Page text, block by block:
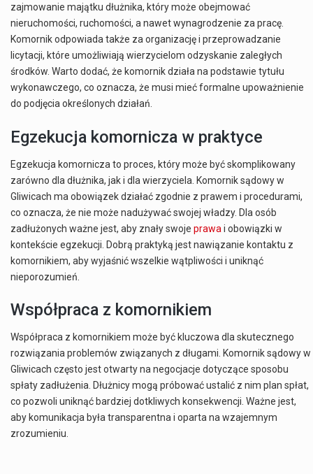
zajmowanie majątku dłużnika, który może obejmować
nieruchomości, ruchomości, a nawet wynagrodzenie za pracę.
Komornik odpowiada także za organizację i przeprowadzanie
licytacji, które umożliwiają wierzycielom odzyskanie zaległych
środków. Warto dodać, że komornik działa na podstawie tytułu
wykonawczego, co oznacza, że musi mieć formalne upoważnienie
do podjęcia określonych działań.
Egzekucja komornicza w praktyce
Egzekucja komornicza to proces, który może być skomplikowany
zarówno dla dłużnika, jak i dla wierzyciela. Komornik sądowy w
Gliwicach ma obowiązek działać zgodnie z prawem i procedurami,
co oznacza, że nie może nadużywać swojej władzy. Dla osób
zadłużonych ważne jest, aby znały swoje prawa i obowiązki w
kontekście egzekucji. Dobrą praktyką jest nawiązanie kontaktu z
komornikiem, aby wyjaśnić wszelkie wątpliwości i uniknąć
nieporozumień.
Współpraca z komornikiem
Współpraca z komornikiem może być kluczowa dla skutecznego
rozwiązania problemów związanych z długami. Komornik sądowy w
Gliwicach często jest otwarty na negocjacje dotyczące sposobu
spłaty zadłużenia. Dłużnicy mogą próbować ustalić z nim plan spłat,
co pozwoli uniknąć bardziej dotkliwych konsekwencji. Ważne jest,
aby komunikacja była transparentna i oparta na wzajemnym
zrozumieniu.